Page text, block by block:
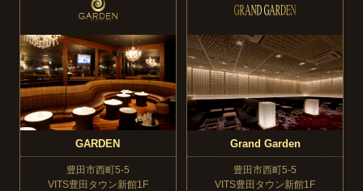
GARDEN
豊田市西町5-5
VITS豊田タウン新館1F
Grand Garden
豊田市西町5-5
VITS豊田タウン新館1F